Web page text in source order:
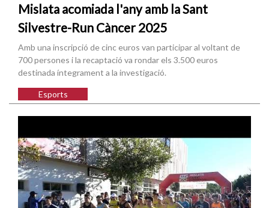
Mislata acomiada l'any amb la Sant
Silvestre-Run Càncer 2025
Amb una inscripció de cinc euros van participar al voltant de
700 persones i la recaptació va rondar els 3.500 euros
destinada íntegrament a la investigació.
Esports